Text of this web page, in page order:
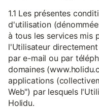
1.1 Les présentes
d'utilisation
à tous les services mis
l'Utilisateur
par e-mail ou par
domaines
applications
Web") par lesquels
Holidu.